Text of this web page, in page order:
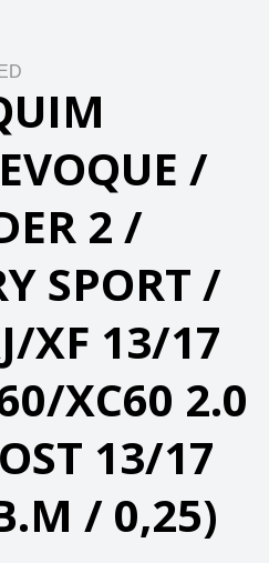
/
2 /
SPORT /
XF 13/17
XC60 2.0
13/17
/ 0,25)